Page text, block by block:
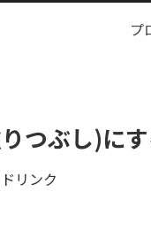
プ
つぶし)に
リンク